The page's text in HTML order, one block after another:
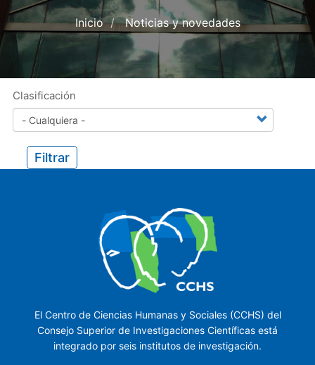
Inicio Noticias y novedades
Clasificación
Filtrar
El Centro de Ciencias Humanas y Sociales (CCHS) del
Consejo Superior de Investigaciones Científicas está
integrado por seis institutos de investigación.